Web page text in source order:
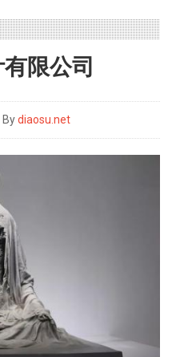
限公司
Bydiaosu.net